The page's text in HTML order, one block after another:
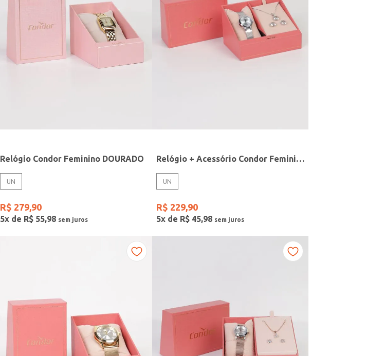
Relógio Condor Feminino DOURADO
UN
R$ 279,90
5x de R$ 55,98
Relógio + Acessório Condor Feminino PRATA
UN
R$ 229,90
5x de R$ 45,98